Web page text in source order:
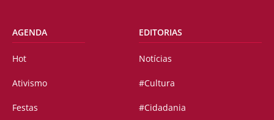
AGENDA
Hot
Ativismo
Festas
EDITORIAS
Notícias
#Cultura
#Cidadania